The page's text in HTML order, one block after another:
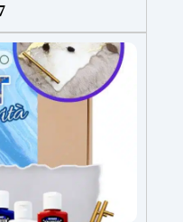
epoksydowej
żywicy
+ 100 przydatnych
Zawiera: 500
suszone
literami, breloczki,
ponad 100